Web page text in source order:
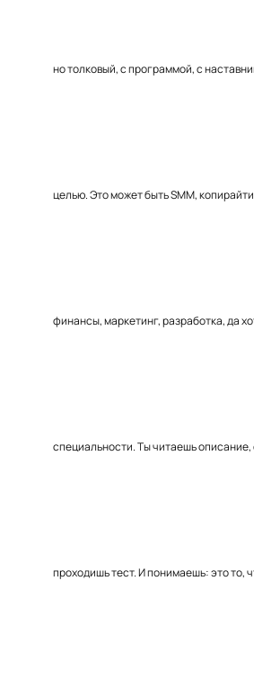
но толковый, с программой, с
целью. Это может быть SMM,
финансы, маркетинг, разработка, да
специальности. Ты читаешь
проходишь тест. И понимаешь: это то,